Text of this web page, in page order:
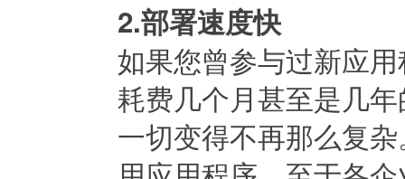
2.部署速度快
如果您曾参与过新应
耗费几个月甚至是几
一切变得不再那么复